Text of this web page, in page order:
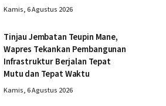
Kamis, 6 Agustus 2026
Tinjau Jembatan Teupin Mane,
Wapres Tekankan Pembangunan
Infrastruktur Berjalan Tepat
Mutu dan Tepat Waktu
Kamis, 6 Agustus 2026